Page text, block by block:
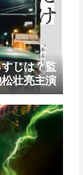
じは？監
壮亮主演